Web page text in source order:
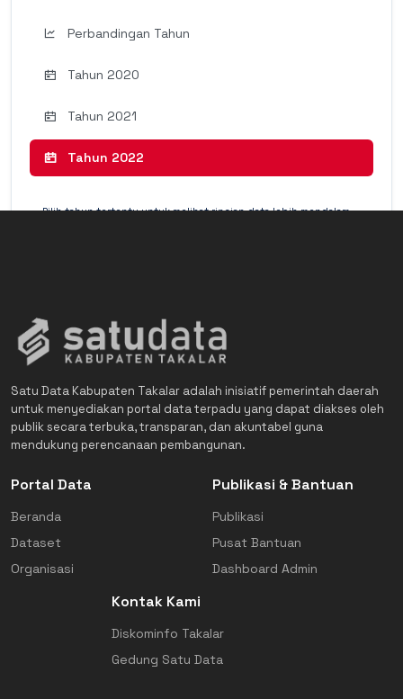
Perbandingan Tahun
Tahun 2020
Tahun 2021
Tahun 2022
Pilih tahun tertentu untuk melihat rincian data lebih mendalam
Satu Data Kabupaten Takalar adalah inisiatif pemerintah daerah
untuk menyediakan portal data terpadu yang dapat diakses oleh
publik secara terbuka, transparan, dan akuntabel guna
mendukung perencanaan pembangunan.
Portal Data
Beranda
Dataset
Organisasi
Publikasi & Bantuan
Publikasi
Pusat Bantuan
Dashboard Admin
Kontak Kami
Diskominfo Takalar
Gedung Satu Data